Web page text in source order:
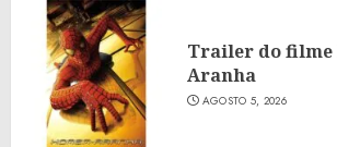
Trailer do filme
Aranha
AGOSTO 5, 2026